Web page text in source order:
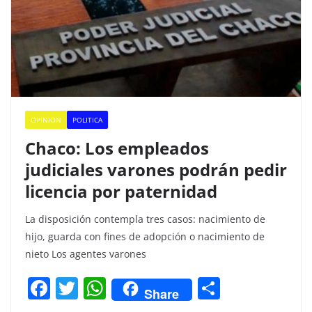
OPINION POLITICA
Chaco: Los empleados
judiciales varones podrán pedir
licencia por paternidad
La disposición contempla tres casos: nacimiento de
hijo, guarda con fines de adopción o nacimiento de
nieto Los agentes varones
F T W Share